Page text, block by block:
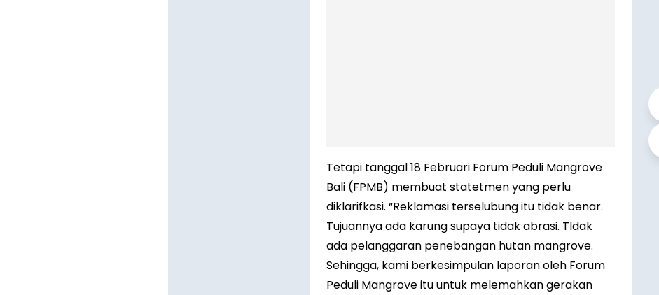
Tetapi tanggal 18 Februari Forum Peduli Mangrove
Bali (FPMB) membuat statetmen yang perlu
diklarifkasi. “Reklamasi terselubung itu tidak benar.
Tujuannya ada karung supaya tidak abrasi. TIdak
ada pelanggaran penebangan hutan mangrove.
Sehingga, kami berkesimpulan laporan oleh Forum
Peduli Mangrove itu untuk melemahkan gerakan